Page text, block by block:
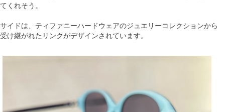
てくれそう。
サイドは、ティファニーハードウェアのジュエリーコレクションから
受け継がれたリンクがデザインされています。